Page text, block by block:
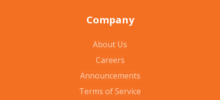
Company
About Us
Careers
Announcements
Terms of Service